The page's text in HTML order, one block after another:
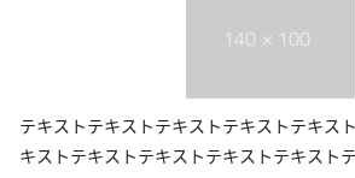
テキストテキストテキストテキストテキス
キストテキストテキストテキストテキスト